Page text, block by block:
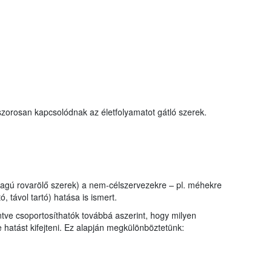
kapcsolódnak az életfolyamatot gátló szerek.
rovarölő szerek) a nem-célszervezekre – pl. méhekre
távol tartó) hatása is ismert.
csoportosíthatók továbbá aszerint, hogy milyen
kifejteni. Ez alapján megkülönböztetünk: